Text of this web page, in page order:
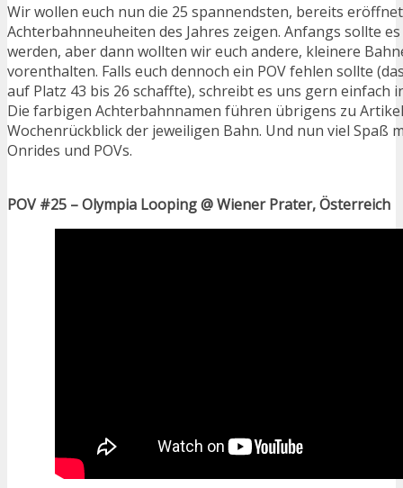
Wir wollen euch nun die 25 spannendsten, bereits
Achterbahnneuheiten des Jahres zeigen. Anfangs sollte
werden, aber dann wollten wir euch andere, kleinere
vorenthalten. Falls euch dennoch ein POV fehlen sollte
auf Platz 43 bis 26 schaffte), schreibt es uns gern einfach
Die farbigen Achterbahnnamen führen übrigens zu
Wochenrückblick der jeweiligen Bahn. Und nun viel Spaß
Onrides und POVs.
POV #25 – Olympia Looping @ Wiener Prater, Österreich